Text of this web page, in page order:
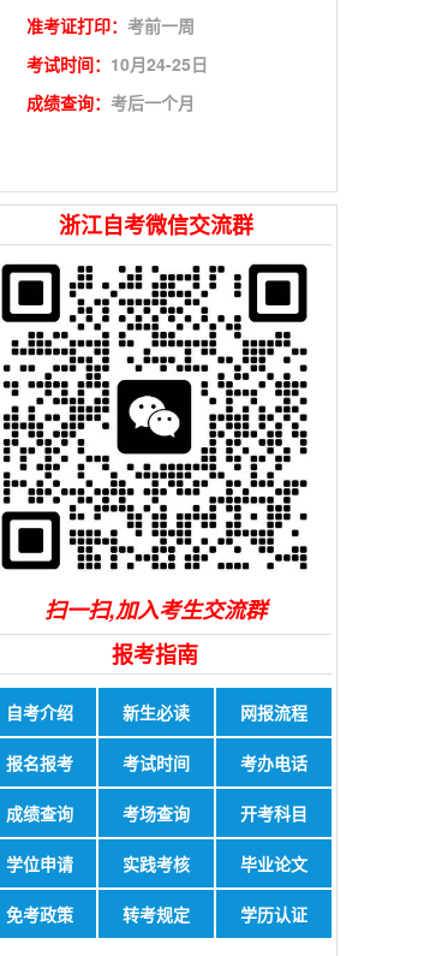
准考证打印： 考前一周
考试时间： 10月24-25日
成绩查询： 考后一个月
浙江自考微信交流群
扫一扫,加入考生交流群
报考指南
自考介绍 新生必读 网报流程
报名报考 考试时间 考办电话
成绩查询 考场查询 开考科目
学位申请 实践考核 毕业论文
免考政策 转考规定 学历认证